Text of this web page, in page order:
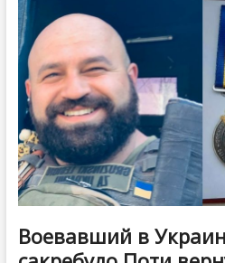
погиб
один
грузинский
боец
–
Эдишер
Кварацхелия
Воевавший в